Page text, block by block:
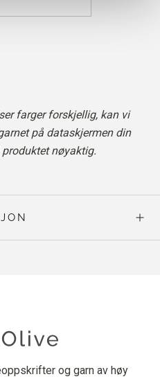
farger forskjellig, kan vi
på dataskjermen din
nøyaktig.
og garn av høy